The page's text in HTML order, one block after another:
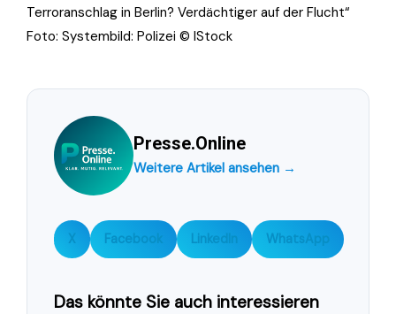
Terroranschlag in Berlin? Verdächtiger auf der Flucht“
Foto: Systembild: Polizei © IStock
Presse.Online
Weitere Artikel ansehen →
X Facebook LinkedIn WhatsApp
Das könnte Sie auch interessieren